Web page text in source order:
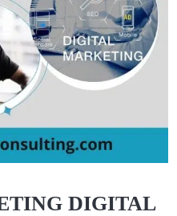
DIGITAL